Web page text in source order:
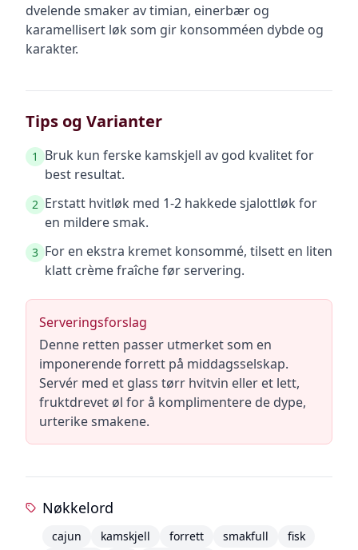
dvelende smaker av timian, einerbær og
karamellisert løk som gir konsomméen dybde og
karakter.
Tips og Varianter
1
Bruk kun ferske kamskjell av god kvalitet for
best resultat.
2 Erstatt hvitløk med 1-2 hakkede sjalottløk for
en mildere smak.
3 For en ekstra kremet konsommé, tilsett en liten
klatt crème fraîche før servering.
Serveringsforslag
Denne retten passer utmerket som en
imponerende forrett på middagsselskap.
Servér med et glass tørr hvitvin eller et lett,
fruktdrevet øl for å komplimentere de dype,
urterike smakene.
Nøkkelord
cajun kamskjell forrett smakfull
fisk